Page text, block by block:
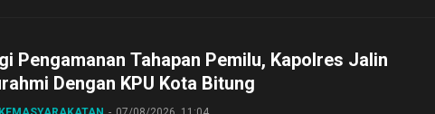
Pengamanan Tahapan Pemilu, Kapolres Jalin
Dengan KPU Kota Bitung